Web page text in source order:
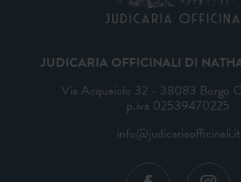
JUDICARIA OFFICINALI DI
Via Acquaiolo 32 - 38083 Borgo
p.iva 02539470225
info@judicariaofficinali.it